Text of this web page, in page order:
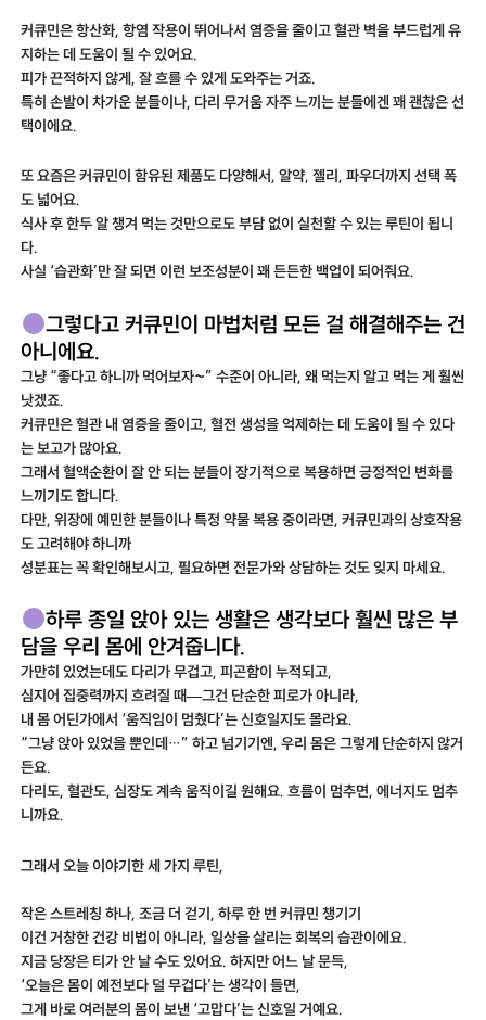
커큐민은 항산화, 항염 작용이 뛰어나서 염증을 줄이고 혈관 벽을 부드럽게 유
지하는 데 도움이 될 수 있어요.
피가 끈적하지 않게, 잘 흐를 수 있게 도와주는 거죠.
특히 손발이 차가운 분들이나, 다리 무거움 자주 느끼는 분들에겐 꽤 괜찮은 선
택이에요.
또 요즘은 커큐민이 함유된 제품도 다양해서, 알약, 젤리, 파우더까지 선택 폭
도 넓어요.
식사 후 한두 알 챙겨 먹는 것만으로도 부담 없이 실천할 수 있는 루틴이 됩니
다.
사실 ‘습관화’만 잘 되면 이런 보조성분이 꽤 든든한 백업이 되어줘요.
그렇다고 커큐민이 마법처럼 모든 걸 해결해주는 건
아니에요.
그냥 “좋다고 하니까 먹어보자~” 수준이 아니라, 왜 먹는지 알고 먹는 게 훨씬
낫겠죠.
커큐민은 혈관 내 염증을 줄이고, 혈전 생성을 억제하는 데 도움이 될 수 있다
는 보고가 많아요.
그래서 혈액순환이 잘 안 되는 분들이 장기적으로 복용하면 긍정적인 변화를
느끼기도 합니다.
다만, 위장에 예민한 분들이나 특정 약물 복용 중이라면, 커큐민과의 상호작용
도 고려해야 하니까
성분표는 꼭 확인해보시고, 필요하면 전문가와 상담하는 것도 잊지 마세요.
하루 종일 앉아 있는 생활은 생각보다 훨씬 많은 부
담을 우리 몸에 안겨줍니다.
가만히 있었는데도 다리가 무겁고, 피곤함이 누적되고,
심지어 집중력까지 흐려질 때—그건 단순한 피로가 아니라,
내 몸 어딘가에서 ‘움직임이 멈췄다’는 신호일지도 몰라요.
“그냥 앉아 있었을 뿐인데…” 하고 넘기기엔, 우리 몸은 그렇게 단순하지 않거
든요.
다리도, 혈관도, 심장도 계속 움직이길 원해요. 흐름이 멈추면, 에너지도 멈추
니까요.
그래서 오늘 이야기한 세 가지 루틴,
작은 스트레칭 하나, 조금 더 걷기, 하루 한 번 커큐민 챙기기
이건 거창한 건강 비법이 아니라, 일상을 살리는 회복의 습관이에요.
지금 당장은 티가 안 날 수도 있어요. 하지만 어느 날 문득,
‘오늘은 몸이 예전보다 덜 무겁다’는 생각이 들면,
그게 바로 여러분의 몸이 보낸 ‘고맙다’는 신호일 거예요.